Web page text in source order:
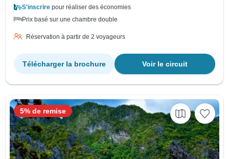
S'inscrire pour réaliser des économies
Prix basé sur une chambre double
Réservation à partir de 2 voyageurs
Voir le circuit
Télécharger la brochure
5% de remise